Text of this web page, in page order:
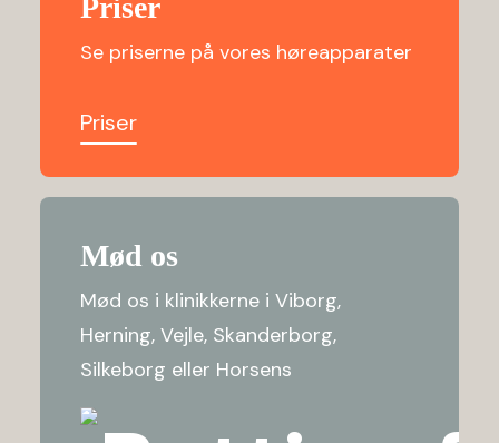
Priser
Se priserne på vores høreapparater
Priser
Mød os
Mød os i klinikkerne i Viborg,
Herning, Vejle, Skanderborg,
Silkeborg eller Horsens